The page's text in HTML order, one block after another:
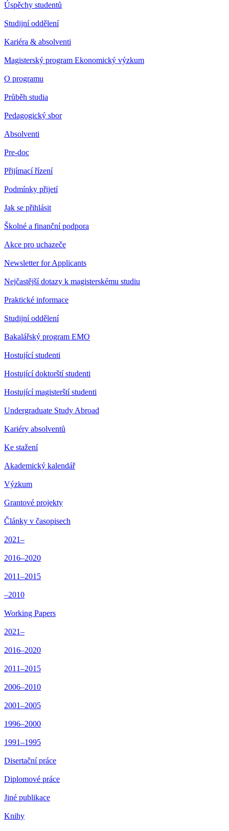
Úspěchy studentů
Studijní oddělení
Kariéra & absolventi
Magisterský program Ekonomický výzkum
O programu
Průběh studia
Pedagogický sbor
Absolventi
Pre-doc
Přijímací řízení
Podmínky přijetí
Jak se přihlásit
Školné a finanční podpora
Akce pro uchazeče
Newsletter for Applicants
Nejčastější dotazy k magisterskému studiu
Praktické informace
Studijní oddělení
Bakalářský program EMO
Hostující studenti
Hostující doktorští studenti
Hostující magisterští studenti
Undergraduate Study Abroad
Kariéry absolventů
Ke stažení
Akademický kalendář
Výzkum
Grantové projekty
Články v časopisech
2021–
2016–2020
2011–2015
–2010
Working Papers
2021–
2016–2020
2011–2015
2006–2010
2001–2005
1996–2000
1991–1995
Disertační práce
Diplomové práce
Jiné publikace
Knihy